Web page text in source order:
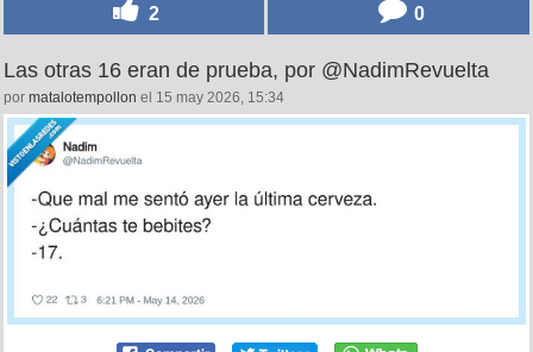
2 0
Las otras 16 eran de prueba, por @NadimRevuelta
por matalotempollon el 15 may 2026, 15:34